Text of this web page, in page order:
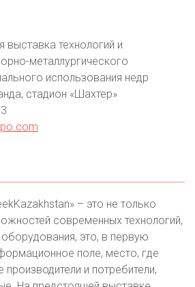
технологий и
металлургического
использования недр
стадион «Шахтер»
– это не только
современных технологий,
это, в первую
поле, место, где
и потребители,